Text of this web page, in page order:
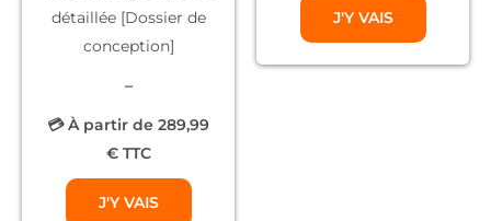
détaillée [Dossier de
conception]
–
💳 À partir de 289,99
€ TTC
J'Y VAIS
J'Y VAIS